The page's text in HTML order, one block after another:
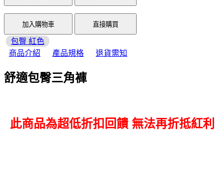
加入購物車 直接購買
包臀 紅色
商品介紹
產品規格 退貨需知
舒適包臀三角褲
此商品為超低折扣回饋 無法再折抵紅利